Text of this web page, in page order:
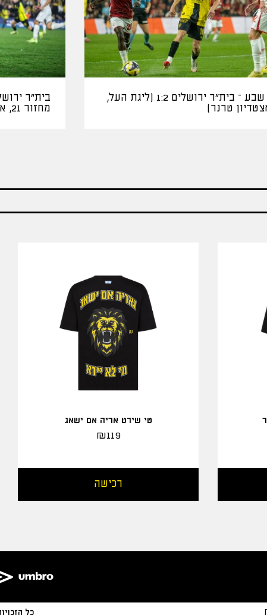
הפועל באר שבע – בית"ר ירושלים 1:2 (ליגת העל,
מחזור 21, אצטדיון טדי)
טי שירט אריה אם ישאג
₪119
רכישה
כל הזכויות שמורות ©